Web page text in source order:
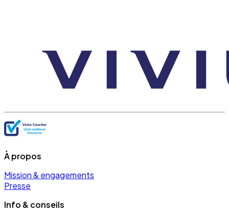
À propos
Mission & engagements
Presse
Info & conseils